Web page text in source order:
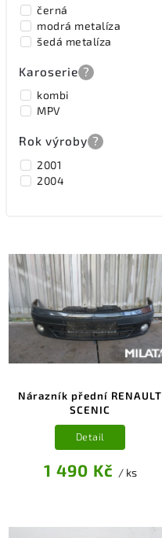
černá
modrá metalíza
šedá metalíza
Karoserie ?
kombi
MPV
Rok výroby ?
2001
2004
Nárazník přední RENAULT
SCENIC
1 490 Kč / ks
Detail